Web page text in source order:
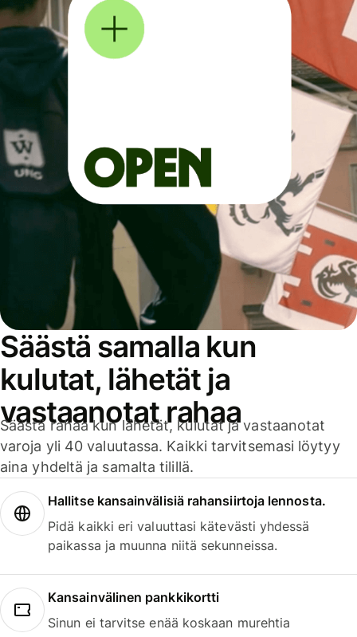
Säästä samalla kun
kulutat, lähetät ja
vastaanotat rahaa
Säästä rahaa kun lähetät, kulutat ja vastaanotat
varoja yli 40 valuutassa. Kaikki tarvitsemasi löytyy
aina yhdeltä ja samalta tilillä.
Hallitse kansainvälisiä rahansiirtoja lennosta.
Pidä kaikki eri valuuttasi kätevästi yhdessä
paikassa ja muunna niitä sekunneissa.
Kansainvälinen pankkikortti
Sinun ei tarvitse enää koskaan murehtia